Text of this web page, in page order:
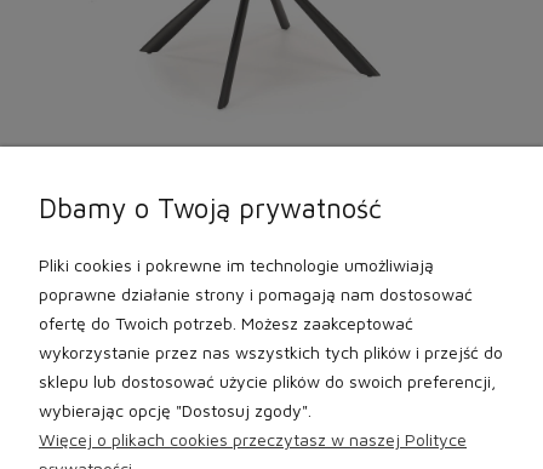
« 1 2 »
Dbamy o Twoją prywatność
Pliki cookies i pokrewne im technologie umożliwiają
poprawne działanie strony i pomagają nam dostosować
ofertę do Twoich potrzeb. Możesz zaakceptować
wykorzystanie przez nas wszystkich tych plików i przejść do
sklepu lub dostosować użycie plików do swoich preferencji,
wybierając opcję "Dostosuj zgody".
Więcej o plikach cookies przeczytasz w naszej Polityce